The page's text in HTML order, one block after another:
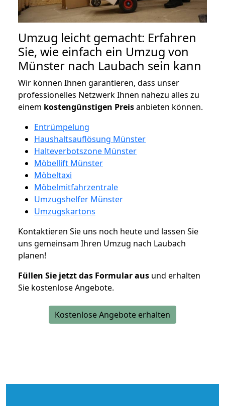
Umzug leicht gemacht: Erfahren
Sie, wie einfach ein Umzug von
Münster nach Laubach sein kann
Wir können Ihnen garantieren, dass unser
professionelles Netzwerk Ihnen nahezu alles zu
einem kostengünstigen Preisanbieten können.
Entrümpelung
Haushaltsauflösung Münster
Halteverbotszone Münster
Möbellift Münster
Möbeltaxi
Möbelmitfahrzentrale
Umzugshelfer Münster
Umzugskartons
Kontaktieren Sie uns noch heute und lassen Sie
uns gemeinsam Ihren Umzug nach Laubach
planen!
Füllen Sie jetzt das Formular aus und erhalten
Sie kostenlose Angebote.
Kostenlose Angebote erhalten